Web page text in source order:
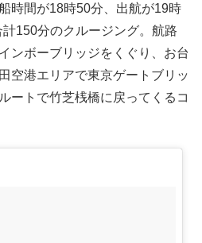
時間が18時50分、出航が19時
150分のクルージング。航路
ンボーブリッジをくぐり、お台
空港エリアで東京ゲートブリッ
ートで竹芝桟橋に戻ってくるコ